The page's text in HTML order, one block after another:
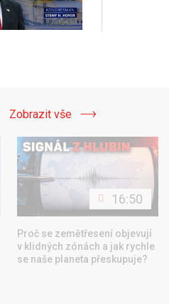
Zobrazit vše
16:50
Proč se zemětřesení objevují
v klidných zónách a jak rychle
se naše planeta přeskupuje?